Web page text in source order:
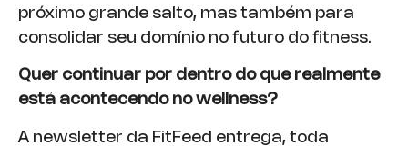
próximo grande salto, mas também para
consolidar seu domínio no futuro do fitness.
Quer continuar por dentro do que realmente
está acontecendo no wellness?
A newsletter da FitFeed entrega, toda